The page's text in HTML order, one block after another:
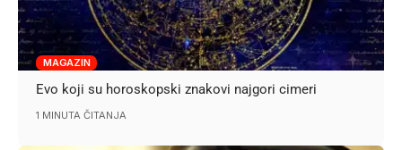
MAGAZIN
Evo koji su horoskopski znakovi najgori cimeri
1 MINUTA ČITANJA